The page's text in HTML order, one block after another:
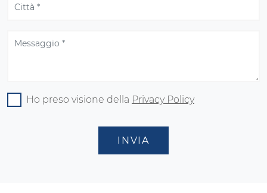
Ho preso visione della Privacy Policy
INVIA